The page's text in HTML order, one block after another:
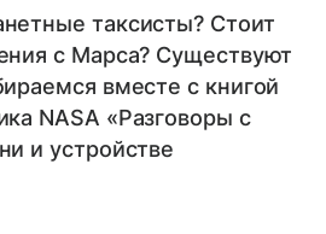
таксисты? Стоит
с Марса? Существуют
вместе с книгой
NASA «Разговоры с
и устройстве